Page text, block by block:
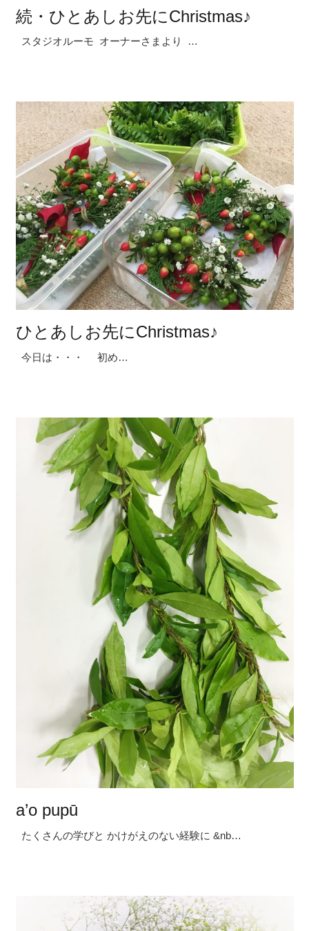
続・ひとあしお先にChristmas♪
スタジオルーモ オーナーさまより …
ひとあしお先にChristmas♪
今日は・・・ 初め…
a’o pupū
たくさんの学びと かけがえのない経験に &nb…